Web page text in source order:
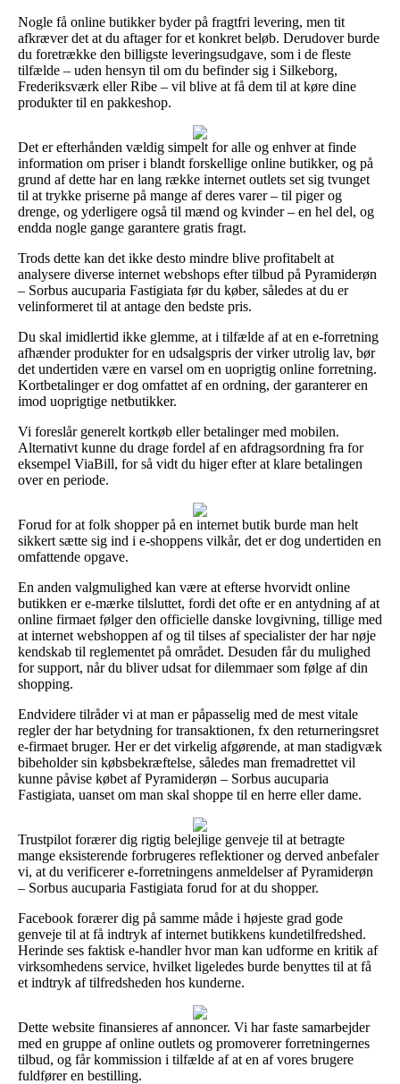
Nogle få online butikker byder på fragtfri levering, men tit
afkræver det at du aftager for et konkret beløb. Derudover burde
du foretrække den billigste leveringsudgave, som i de fleste
tilfælde – uden hensyn til om du befinder sig i Silkeborg,
Frederiksværk eller Ribe – vil blive at få dem til at køre dine
produkter til en pakkeshop.
Det er efterhånden vældig simpelt for alle og enhver at finde
information om priser i blandt forskellige online butikker, og på
grund af dette har en lang række internet outlets set sig tvunget
til at trykke priserne på mange af deres varer – til piger og
drenge, og yderligere også til mænd og kvinder – en hel del, og
endda nogle gange garantere gratis fragt.
Trods dette kan det ikke desto mindre blive profitabelt at
analysere diverse internet webshops efter tilbud på Pyramiderøn
– Sorbus aucuparia Fastigiata før du køber, således at du er
velinformeret til at antage den bedste pris.
Du skal imidlertid ikke glemme, at i tilfælde af at en e-forretning
afhænder produkter for en udsalgspris der virker utrolig lav, bør
det undertiden være en varsel om en uoprigtig online forretning.
Kortbetalinger er dog omfattet af en ordning, der garanterer en
imod uoprigtige netbutikker.
Vi foreslår generelt kortkøb eller betalinger med mobilen.
Alternativt kunne du drage fordel af en afdragsordning fra for
eksempel ViaBill, for så vidt du higer efter at klare betalingen
over en periode.
Forud for at folk shopper på en internet butik burde man helt
sikkert sætte sig ind i e-shoppens vilkår, det er dog undertiden en
omfattende opgave.
En anden valgmulighed kan være at efterse hvorvidt online
butikken er e-mærke tilsluttet, fordi det ofte er en antydning af at
online firmaet følger den officielle danske lovgivning, tillige med
at internet webshoppen af og til tilses af specialister der har nøje
kendskab til reglementet på området. Desuden får du mulighed
for support, når du bliver udsat for dilemmaer som følge af din
shopping.
Endvidere tilråder vi at man er påpasselig med de mest vitale
regler der har betydning for transaktionen, fx den returneringsret
e-firmaet bruger. Her er det virkelig afgørende, at man stadigvæk
bibeholder sin købsbekræftelse, således man fremadrettet vil
kunne påvise købet af Pyramiderøn – Sorbus aucuparia
Fastigiata, uanset om man skal shoppe til en herre eller dame.
Trustpilot forærer dig rigtig belejlige genveje til at betragte
mange eksisterende forbrugeres reflektioner og derved anbefaler
vi, at du verificerer e-forretningens anmeldelser af Pyramiderøn
– Sorbus aucuparia Fastigiata forud for at du shopper.
Facebook forærer dig på samme måde i højeste grad gode
genveje til at få indtryk af internet butikkens kundetilfredshed.
Herinde ses faktisk e-handler hvor man kan udforme en kritik af
virksomhedens service, hvilket ligeledes burde benyttes til at få
et indtryk af tilfredsheden hos kunderne.
Dette website finansieres af annoncer. Vi har faste samarbejder
med en gruppe af online outlets og promoverer forretningernes
tilbud, og får kommission i tilfælde af at en af vores brugere
fuldfører en bestilling.